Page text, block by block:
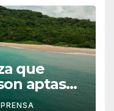
que
aptas
PRENSA